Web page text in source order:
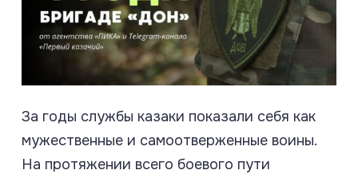
За годы службы казаки показали себя как
мужественные и самоотверженные воины.
На протяжении всего боевого пути